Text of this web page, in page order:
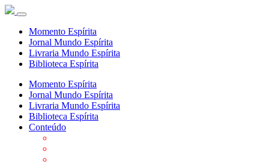
Momento Espírita
Jornal Mundo Espírita
Livraria Mundo Espírita
Biblioteca Espírita
Momento Espírita
Jornal Mundo Espírita
Livraria Mundo Espírita
Biblioteca Espírita
Conteúdo